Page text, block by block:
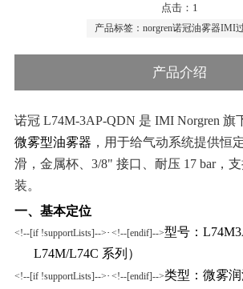
点击：1
产品标签： norgren诺冠油雾器IMI
产品介绍
诺冠 L74M-3AP-QDN 是 IMI Norgren 旗
微雾型油雾器 ，用于给气动系统提供恒
滑，金属杯、 3/8" 接口、耐压 17 bar，
装。
一、基本定位
<!--[if !supportLists]-->· <!--[endif]-->型号：
L74M/L74C 系列）
<!--[if !supportLists]-->· <!--[endif]-->类型： 微雾